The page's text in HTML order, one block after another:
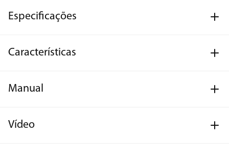
Especificações
Características
Manual
Vídeo